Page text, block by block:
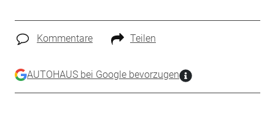
Kommentare Teilen
AUTOHAUS bei Google bevorzugen